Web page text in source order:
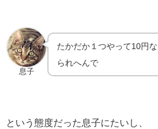
息子
たかだか１つやって10円
られへんで
という態度だった息子にたいし、